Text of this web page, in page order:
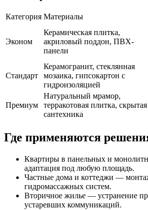
Категория Материалы
Эконом
Керамическая плитка,
акриловый поддон, ПВХ-
панели
Стандарт
Керамогранит, стеклянная
мозаика, гипсокартон с
гидроизоляцией
Премиум
Натуральный мрамор,
терракотовая плитка, скрытая
сантехника
Где применяются
Квартиры в панельных и
адаптация под любую площадь.
Частные дома и коттеджи —
гидромассажных систем.
Вторичное жилье — устранение
устаревших коммуникаций.